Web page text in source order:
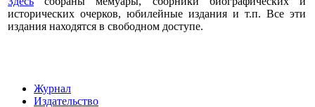
исторических очерков, юбилейные издания и т.п. Все эти
издания находятся в свободном доступе.
Журнал
Издательство